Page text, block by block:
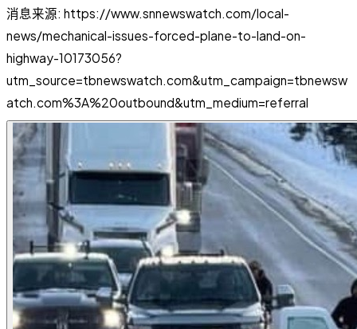
消息来源: https://www.snnewswatch.com/local-
news/mechanical-issues-forced-plane-to-land-on-
highway-10173056?
utm_source=tbnewswatch.com&utm_campaign=tbnewsw
atch.com%3A%20outbound&utm_medium=referral